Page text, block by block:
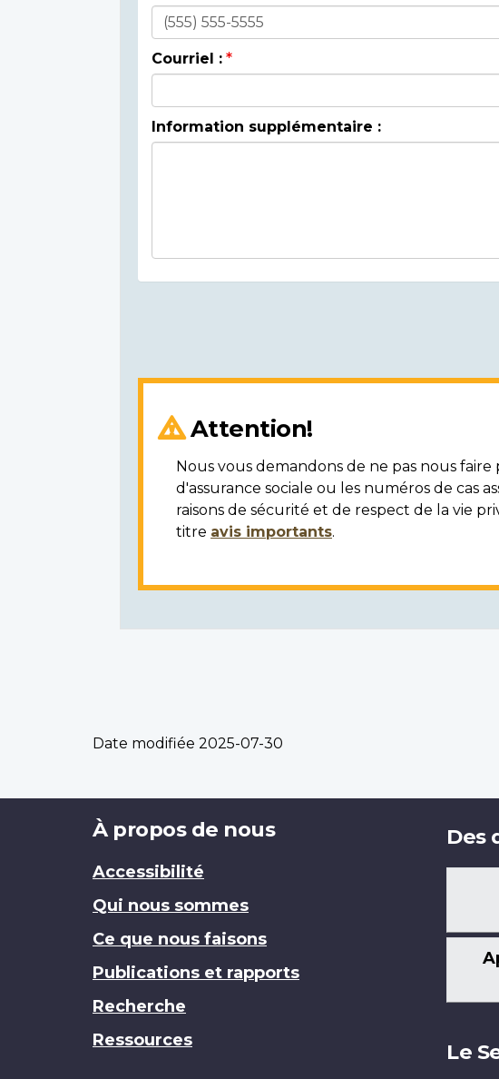
Courriel :
Information supplémentaire :
Attention!
Nous vous demandons de ne pas nous
d'assurance sociale ou les numéros de cas
raisons de sécurité et de respect de la vie
titre avis importants.
Date modifiée 2025-07-30
Brand
À propos de nous
Accessibilité
Qui nous sommes
Ce que nous faisons
Publications et rapports
Recherche
Ressources
Des
Le